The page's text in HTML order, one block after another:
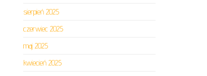
sierpień 2025
czerwiec 2025
maj 2025
kwiecień 2025